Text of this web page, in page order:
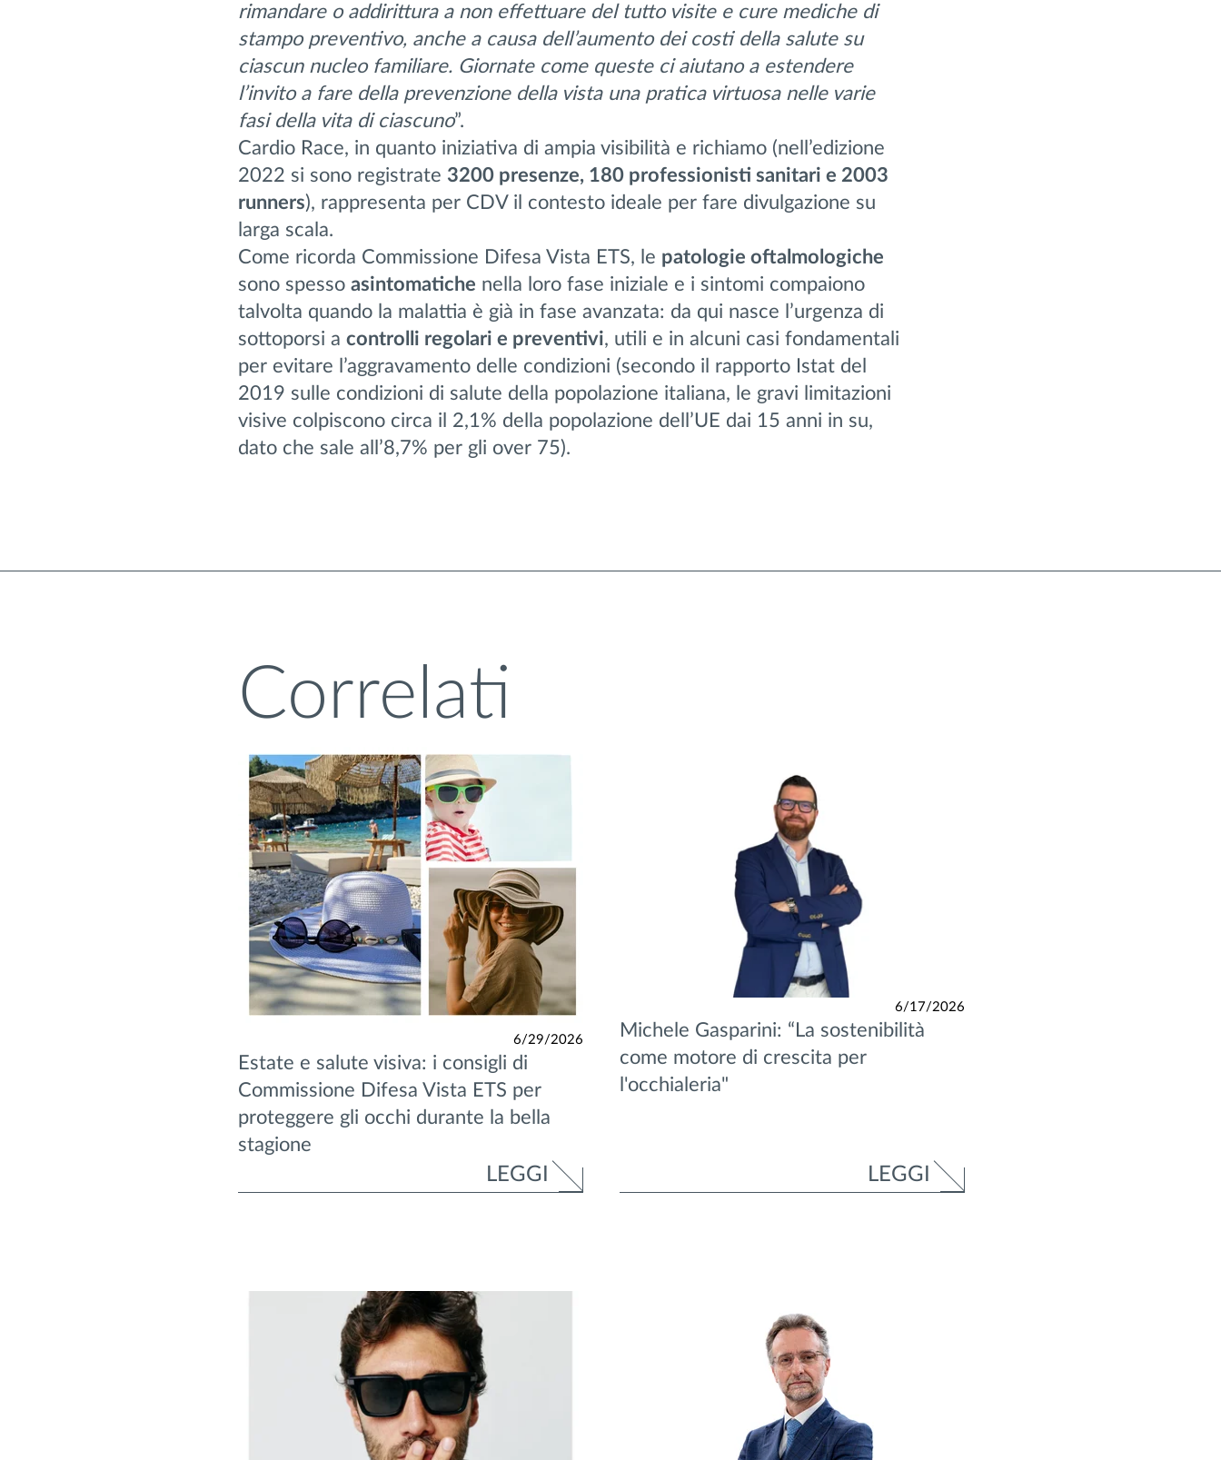
rimandare o addirittura a non effettuare del tutto visite e cure mediche di
stampo preventivo, anche a causa dell’aumento dei costi della salute su
ciascun nucleo familiare. Giornate come queste ci aiutano a estendere
l’invito a fare della prevenzione della vista una pratica virtuosa nelle varie
fasi della vita di ciascuno”.
Cardio Race, in quanto iniziativa di ampia visibilità e richiamo (nell’edizione
2022 si sono registrate 3200 presenze, 180 professionisti sanitari e 2003
runners), rappresenta per CDV il contesto ideale per fare divulgazione su
larga scala.
Come ricorda Commissione Difesa Vista ETS, le patologie oftalmologiche
sono spesso asintomatiche nella loro fase iniziale e i sintomi compaiono
talvolta quando la malattia è già in fase avanzata: da qui nasce l’urgenza di
sottoporsi a controlli regolari e preventivi, utili e in alcuni casi fondamentali
per evitare l’aggravamento delle condizioni (secondo il rapporto Istat del
2019 sulle condizioni di salute della popolazione italiana, le gravi limitazioni
visive colpiscono circa il 2,1% della popolazione dell’UE dai 15 anni in su,
dato che sale all’8,7% per gli over 75).
Correlati
6/29/2026
Estate e salute visiva: i consigli di
Commissione Difesa Vista ETS per
proteggere gli occhi durante la bella
stagione
LEGGI
6/17/2026
Michele Gasparini: “La sostenibilità
come motore di crescita per
l'occhialeria"
LEGGI